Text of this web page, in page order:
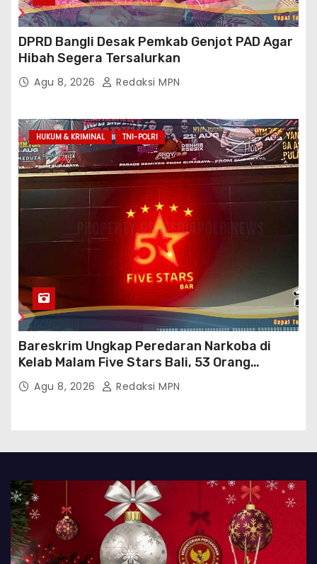
DPRD Bangli Desak Pemkab Genjot PAD Agar
Hibah Segera Tersalurkan
Agu 8, 2026 Redaksi MPN
HUKUM & KRIMINAL TNI-POLRI
Bareskrim Ungkap Peredaran Narkoba di
Kelab Malam Five Stars Bali, 53 Orang
Diamankan
Agu 8, 2026 Redaksi MPN